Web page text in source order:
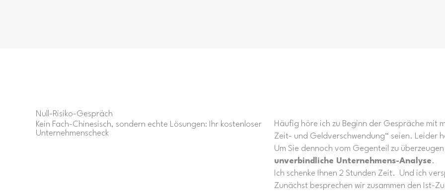
Null-Risiko-Gespräch
Kein Fach-Chinesisch, sondern echte Lösungen: Ihr kostenloser
Unternehmens­check
Häufig höre ich zu Beginn der Gespräche mit
Zeit- und Geldverschwendung“ seien. Leider
Um Sie dennoch vom Gegenteil zu
unverbindliche Unternehmens-Analyse.
Ich schenke Ihnen 2 Stunden Zeit. Und ich
Zunächst besprechen wir zusammen den Ist-